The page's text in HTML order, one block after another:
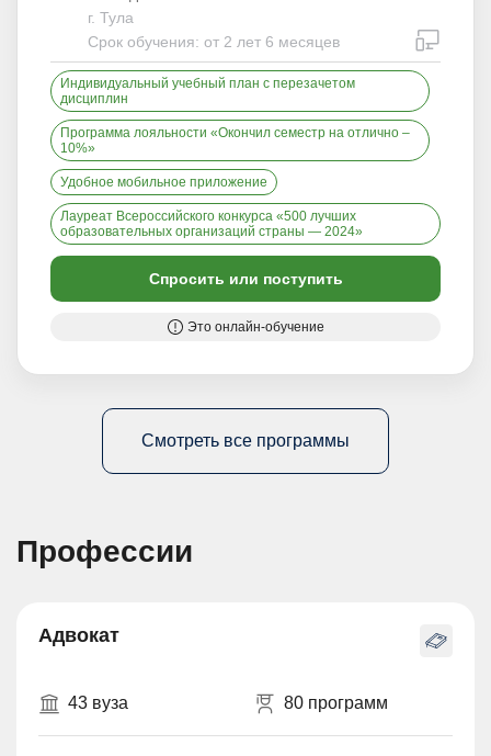
г. Тула
Срок обучения: от 2 лет 6 месяцев
Индивидуальный учебный план с перезачетом
дисциплин
Программа лояльности «Окончил семестр на отлично –
10%»
Удобное мобильное приложение
Лауреат Всероссийского конкурса «500 лучших
образовательных организаций страны — 2024»
Спросить или поступить
Это онлайн-обучение
Смотреть все программы
Профессии
Адвокат
43 вуза 80 программ